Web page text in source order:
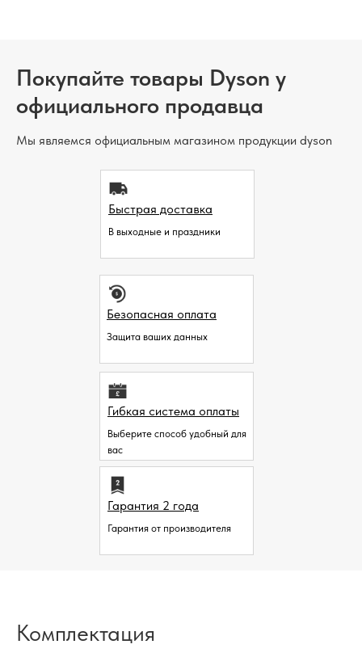
Покупайте товары Dyson у
официального продавца
Мы являемся официальным магазином продукции dyson
Быстрая доставка
В выходные и праздники
Гибкая система оплаты
Выберите способ удобный для
вас
Безопасная оплата
Защита ваших данных
Гарантия 2 года
Гарантия от производителя
Комплектация